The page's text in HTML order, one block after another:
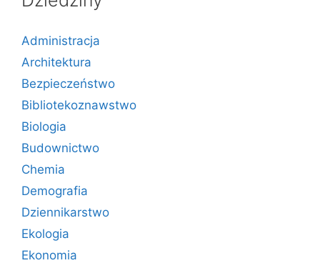
Administracja
Architektura
Bezpieczeństwo
Bibliotekoznawstwo
Biologia
Budownictwo
Chemia
Demografia
Dziennikarstwo
Ekologia
Ekonomia